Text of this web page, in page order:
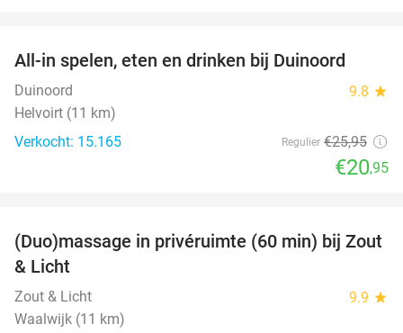
All-in spelen, eten en drinken bij Duinoord
Duinoord 9.8 star
Helvoirt (11 km)
Verkocht: 15.165
Regulier €25,95
€20,95
49%
(Duo)massage in privéruimte (60 min) bij Zout
& Licht
Zout & Licht 9.9 star
Waalwijk (11 km)